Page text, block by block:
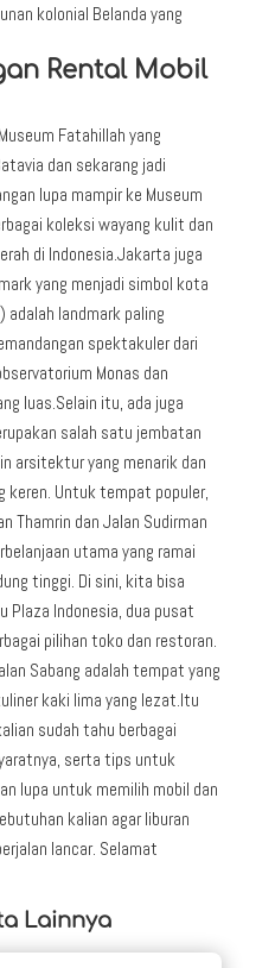
kolonial Belanda yang
Rental Mobil
Fatahillah yang
dan sekarang jadi
lupa mampir ke Museum
koleksi wayang kulit dan
di Indonesia.Jakarta juga
yang menjadi simbol kota
adalah landmark paling
spektakuler dari
Monas dan
luas.Selain itu, ada juga
salah satu jembatan
arsitektur yang menarik dan
keren. Untuk tempat populer,
Thamrin dan Jalan Sudirman
utama yang ramai
tinggi. Di sini, kita bisa
Plaza Indonesia, dua pusat
pilihan toko dan restoran.
Sabang adalah tempat yang
kaki lima yang lezat.Itu
sudah tahu berbagai
serta tips untuk
lupa untuk memilih mobil dan
kalian agar liburan
lancar. Selamat
Lainnya